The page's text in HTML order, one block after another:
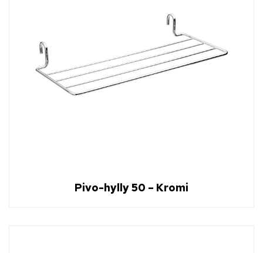
Pivo-hylly 50 – Kromi